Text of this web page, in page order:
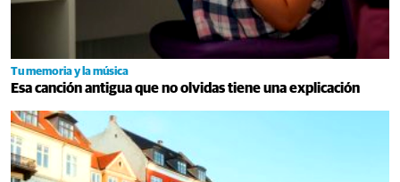
Tu memoria y la música
Esa canción antigua que no olvidas tiene una explicación